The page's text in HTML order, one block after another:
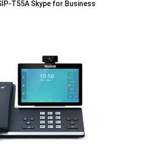
T55A Skype for Business